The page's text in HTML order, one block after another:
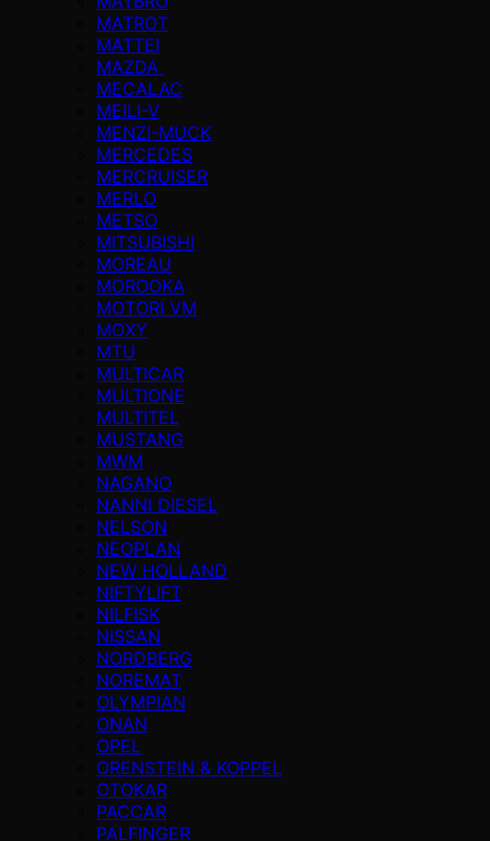
MATROT
MATTEI
MAZDA
MECALAC
MEILI-V
MENZI-MUCK
MERCEDES
MERCRUISER
MERLO
METSO
MITSUBISHI
MOREAU
MOROOKA
MOTORI VM
MOXY
MTU
MULTICAR
MULTIONE
MULTITEL
MUSTANG
MWM
NAGANO
NANNI DIESEL
NELSON
NEOPLAN
NEW HOLLAND
NIFTYLIFT
NILFISK
NISSAN
NORDBERG
NOREMAT
OLYMPIAN
ONAN
OPEL
ORENSTEIN & KOPPEL
OTOKAR
PACCAR
PALFINGER